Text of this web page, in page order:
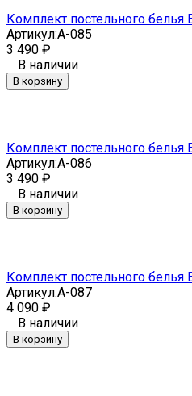
Комплект постельного белья
Артикул:A-085
3 490 ₽
В наличии
В корзину
Комплект постельного белья
Артикул:A-086
3 490 ₽
В наличии
В корзину
Комплект постельного белья
Артикул:A-087
4 090 ₽
В наличии
В корзину